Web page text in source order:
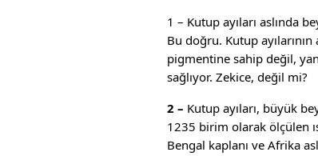
1 – Kutup ayıları aslında
Bu doğru. Kutup
pigmentine sahip değil,
sağlıyor. Zekice, değil mi?
2 – Kutup ayıları, büyük
1235 birim olarak ölçülen
Bengal kaplanı ve Afrika